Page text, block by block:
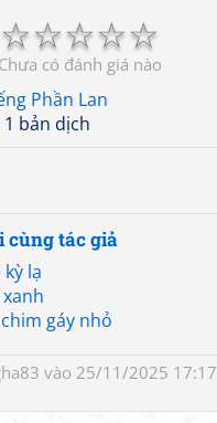
☆
☆
☆
☆
☆
Chưa có đánh giá nào
Phần Lan
1 bản dịch
cùng tác giả
lạ
gáy nhỏ
vào 25/11/2025 17:17